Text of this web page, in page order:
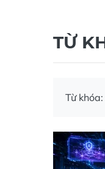
TỪ
Từ khóa: